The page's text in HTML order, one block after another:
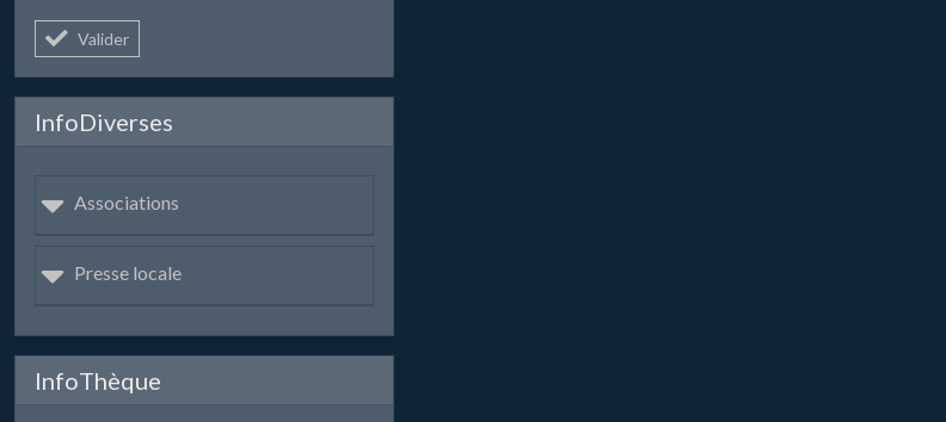
Valider
InfoDiverses
Associations
Presse locale
InfoThèque